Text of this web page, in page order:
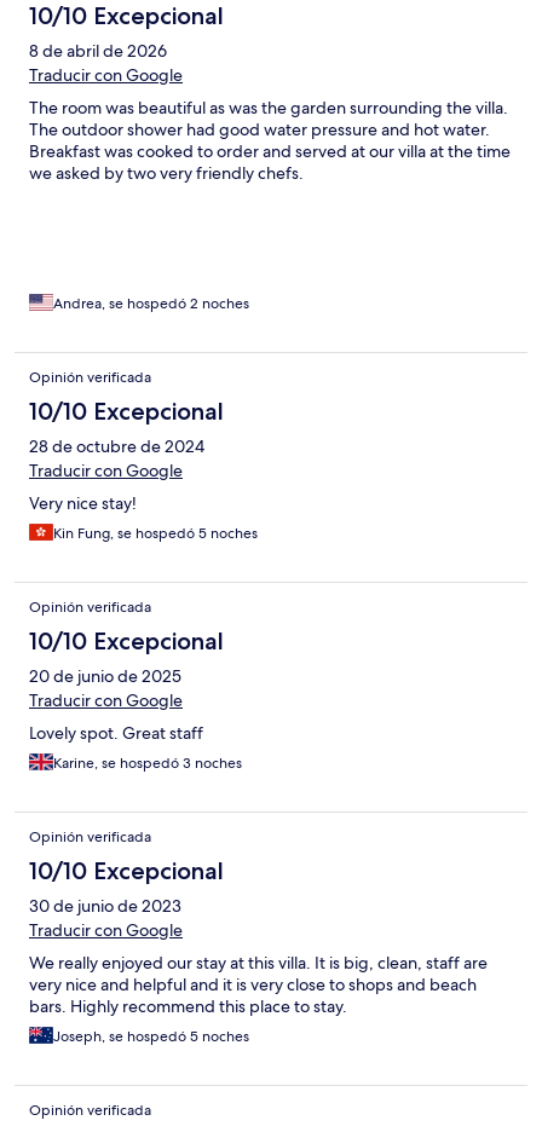
10/10 Excepcional
8 de abril de 2026
Traducir con Google
The room was beautiful as was the garden surrounding the villa.
The outdoor shower had good water pressure and hot water.
Breakfast was cooked to order and served at our villa at the time
we asked by two very friendly chefs.
Andrea, se hospedó 2 noches
Opinión verificada
10/10 Excepcional
28 de octubre de 2024
Traducir con Google
Very nice stay!
Kin Fung, se hospedó 5 noches
Opinión verificada
10/10 Excepcional
20 de junio de 2025
Traducir con Google
Lovely spot. Great staff
Karine, se hospedó 3 noches
Opinión verificada
10/10 Excepcional
30 de junio de 2023
Traducir con Google
We really enjoyed our stay at this villa. It is big, clean, staff are
very nice and helpful and it is very close to shops and beach
bars. Highly recommend this place to stay.
Joseph, se hospedó 5 noches
Opinión verificada